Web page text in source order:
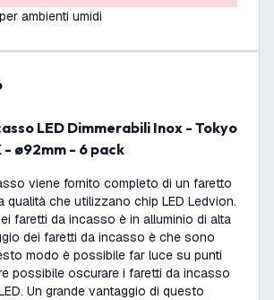
ambienti umidi
- ø92mm - 6 pack
viene fornito completo di un faretto
qualità che utilizzano chip LED Ledvion.
faretti da incasso è in alluminio di alta
dei faretti da incasso è che sono
modo è possibile far luce su punti
possibile oscurare i faretti da incasso
Un grande vantaggio di questo